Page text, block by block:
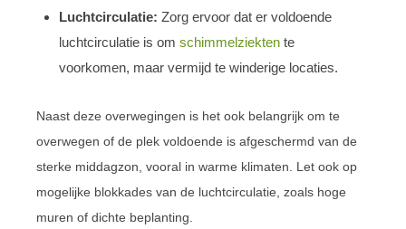
Luchtcirculatie: Zorg ervoor dat er voldoende
luchtcirculatie is om schimmelziekten te
voorkomen, maar vermijd te winderige locaties.
Naast deze overwegingen is het ook belangrijk om te
overwegen of de plek voldoende is afgeschermd van de
sterke middagzon, vooral in warme klimaten. Let ook op
mogelijke blokkades van de luchtcirculatie, zoals hoge
muren of dichte beplanting.